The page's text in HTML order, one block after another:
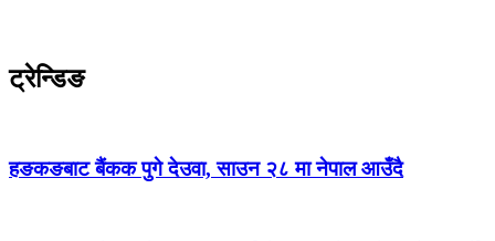
ट्रेन्डिङ
हङकङबाट बैंकक पुगे देउवा, साउन २८ मा नेपाल आउँदै